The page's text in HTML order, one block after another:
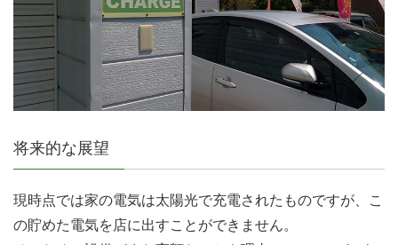
将来的な展望
現時点では家の電気は太陽光で充電されたものですが、こ
の貯めた電気を店に出すことができません。